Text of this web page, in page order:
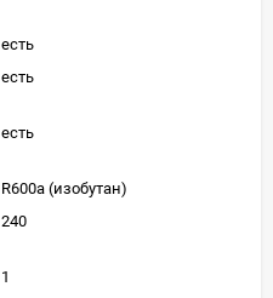
есть
есть
есть
R600a (изобутан)
240
1